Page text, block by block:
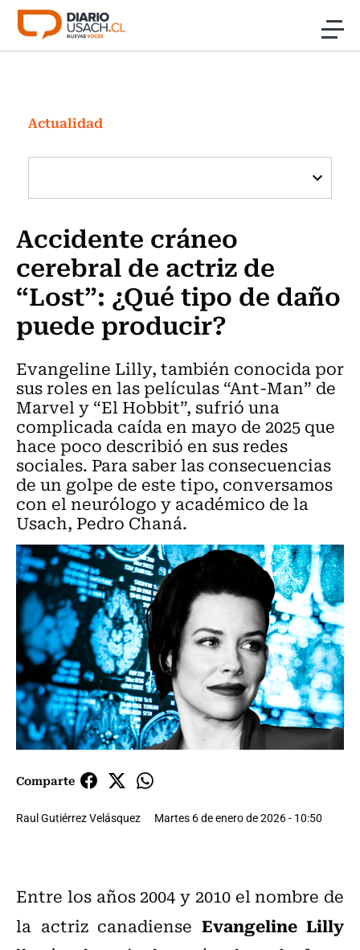
Click acá para ir directamente al contenido
Investigación
Cultura
Programas Radio y TV Usach
Actualidad
Accidente cráneo
cerebral de actriz de
“Lost”: ¿Qué tipo de daño
puede producir?
Evangeline Lilly, también conocida por
sus roles en las películas “Ant-Man” de
Marvel y “El Hobbit”, sufrió una
complicada caída en mayo de 2025 que
hace poco describió en sus redes
sociales. Para saber las consecuencias
de un golpe de este tipo, conversamos
con el neurólogo y académico de la
Usach, Pedro Chaná.
Comparte
Raul Gutiérrez Velásquez Martes 6 de enero de 2026 - 10:50
Entre los años 2004 y 2010 el nombre de
la actriz canadiense Evangeline Lilly